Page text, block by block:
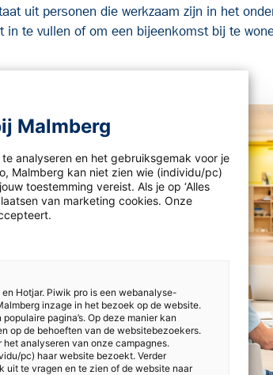
uit personen die werkzaam zijn in het
te vullen of om een bijeenkomst bij te
Malmberg
analyseren en het gebruiksgemak voor je
Malmberg kan niet zien wie (individu/pc)
toestemming vereist. Als je op ‘Alles
van marketing cookies. Onze
Hotjar. Piwik pro is een webanalyse-
inzage in het bezoek op de website.
pagina’s. Op deze manier kan
op de behoeften van de websitebezoekers.
analyseren van onze campagnes.
pc) haar website bezoekt. Verder
uit te vragen en te zien of de website naar